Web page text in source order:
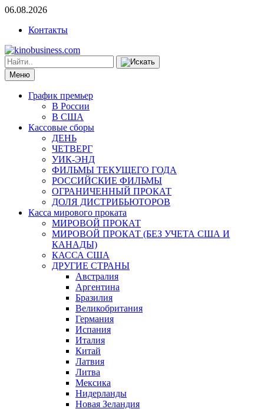
06.08.2026
Контакты
Меню
График премьер
В России
В США
Кассовые сборы
ДЕНЬ
ЧЕТВЕРГ
УИК-ЭНД
ФИЛЬМЫ ТЕКУЩЕГО ГОДА
РОССИЙСКИЕ ФИЛЬМЫ
ОГРАНИЧЕННЫЙ ПРОКАТ
ДОЛЯ ДИСТРИБЬЮТОРОВ
Касса мирового проката
МИРОВОЙ ПРОКАТ
МИРОВОЙ ПРОКАТ (БЕЗ УЧЕТА США И
КАНАДЫ)
КАССА США
ДРУГИЕ СТРАНЫ
Австралия
Аргентина
Бразилия
Великобритания
Германия
Испания
Италия
Китай
Латвия
Литва
Мексика
Нидерланды
Новая Зеландия